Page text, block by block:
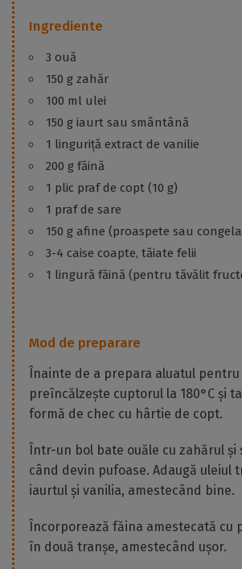
Ingrediente
3 ouă
150 g zahăr
100 ml ulei
150 g iaurt sau smântână
1 linguriță extract de vanilie
200 g făină
1 plic praf de copt (10 g)
1 praf de sare
150 g afine (proaspete sau
3-4 caise coapte, tăiate felii
1 lingură făină (pentru tăvălit
Mod de preparare
Înainte de a prepara aluatul pentru
preîncălzește cuptorul la 180°C și
formă de chec cu hârtie de copt.
Într-un bol bate ouăle cu zahărul și
când devin pufoase. Adaugă uleiul
iaurtul și vanilia, amestecând bine.
Încorporează făina amestecată cu
în două tranșe, amestecând ușor.